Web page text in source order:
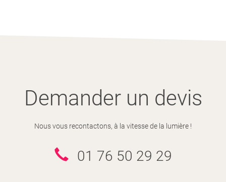
Demander un devis
Nous vous recontactons, à la vitesse de la lumière !
01 76 50 29 29